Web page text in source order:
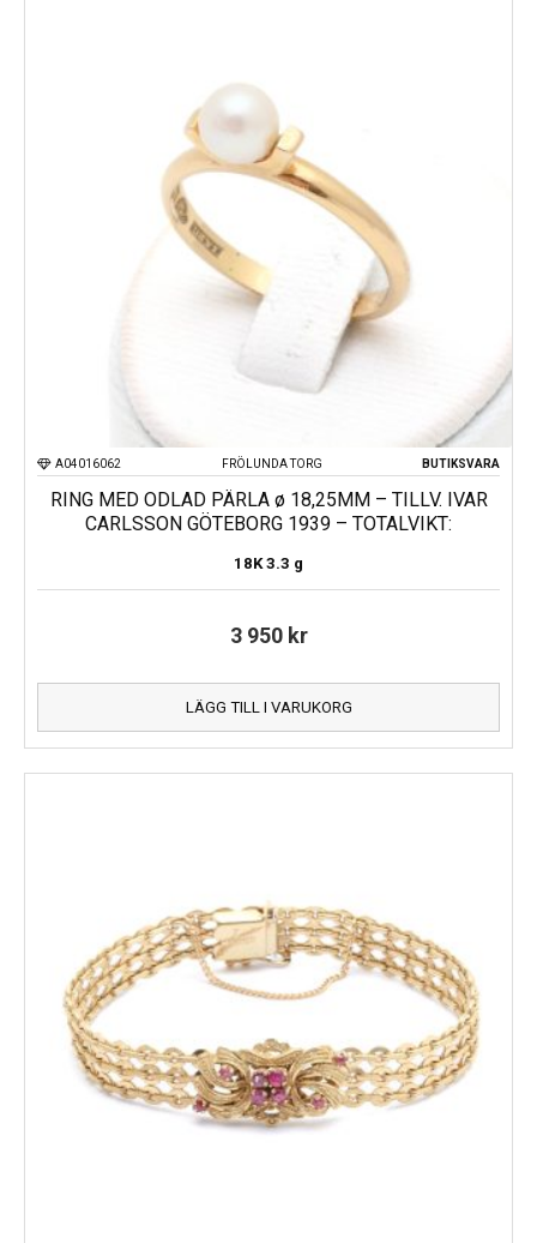
FRÖLUNDA TORG
A04016062 BUTIKSVARA
RING MED ODLAD PÄRLA ø 18,25MM – TILLV. IVAR
CARLSSON GÖTEBORG 1939 – TOTALVIKT:
18K 3.3 g
3 950 kr
LÄGG TILL I VARUKORG